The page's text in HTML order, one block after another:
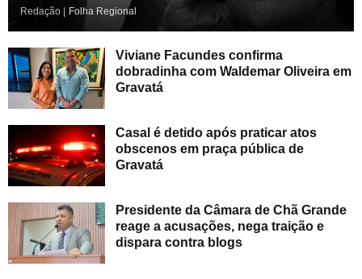
Redação | Folha Regional
Viviane Facundes confirma
dobradinha com Waldemar Oliveira em
Gravatá
Casal é detido após praticar atos
obscenos em praça pública de
Gravatá
Presidente da Câmara de Chã Grande
reage a acusações, nega traição e
dispara contra blogs